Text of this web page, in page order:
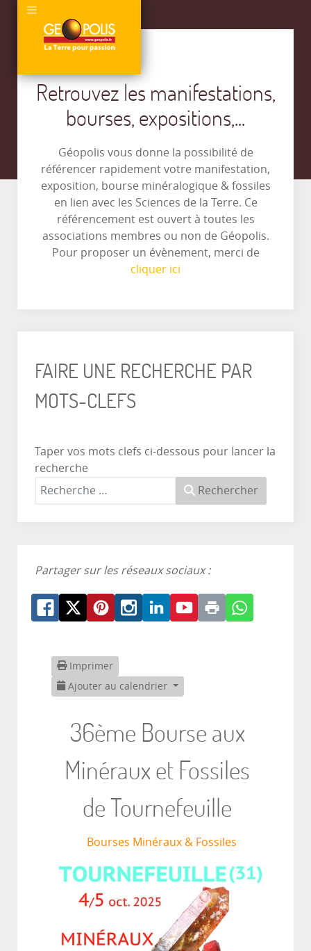
Retrouvez les manifestations,
bourses, expositions,...
Géopolis vous donne la possibilité de
référencer rapidement votre manifestation,
exposition, bourse minéralogique & fossiles
en lien avec les Sciences de la Terre. Ce
référencement est ouvert à toutes les
associations membres ou non de Géopolis.
Pour proposer un évènement, merci de
cliquer ici
FAIRE UNE RECHERCHE PAR
MOTS-CLEFS
Taper vos mots clefs ci-dessous pour lancer la
recherche
Rechercher
Partager sur les réseaux sociaux :
Imprimer
Ajouter au calendrier
36ème Bourse aux
Minéraux et Fossiles
de Tournefeuille
Bourses Minéraux & Fossiles